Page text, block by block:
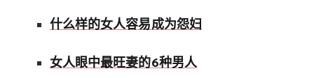
什么样的女人容易成为怨妇
女人眼中最旺妻的6种男人